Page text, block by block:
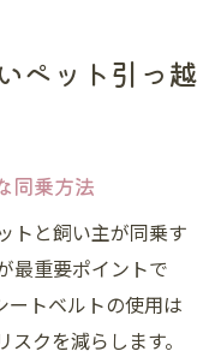
ペット引っ越
同乗方法
トと飼い主が同乗す
最重要ポイントで
ートベルトの使用は
クを減らします。